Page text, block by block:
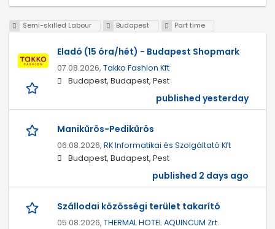
Semi-skilled Labour Budapest Part time
Eladó (15 óra/hét) - Budapest Shopmark
07.08.2026, Takko Fashion Kft
Budapest, Budapest, Pest
published yesterday
Manikűrös-Pedikűrös
06.08.2026, RK Informatikai és Szolgáltató Kft
Budapest, Budapest, Pest
published 2 days ago
Szállodai közösségi terület takarító
05.08.2026, THERMAL HOTEL AQUINCUM Zrt.